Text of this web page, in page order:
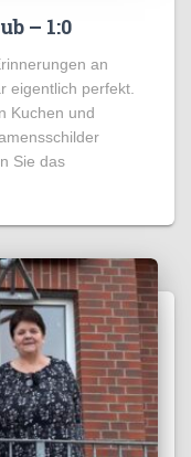
– 1:0
an
eigentlich perfekt.
Kuchen und
Sie das